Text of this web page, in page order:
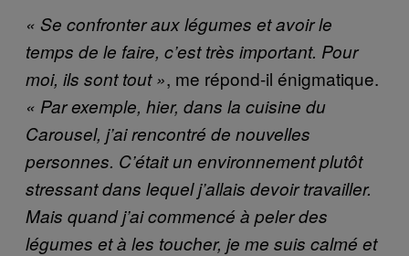
« Se confronter aux légumes et avoir le
temps de le faire, c’est très important. Pour
moi, ils sont tout », me répond-il énigmatique.
« Par exemple, hier, dans la cuisine du
Carousel, j’ai rencontré de nouvelles
personnes. C’était un environnement plutôt
stressant dans lequel j’allais devoir travailler.
Mais quand j’ai commencé à peler des
légumes et à les toucher, je me suis calmé et